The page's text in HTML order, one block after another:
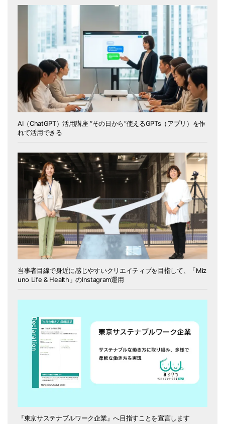
AI（ChatGPT）活用講座 “その日から”使えるGPTs（アプリ）を作
れて活用できる
当事者目線で身近に感じやすいクリエイティブを目指して、「Miz
uno Life & Health」のInstagram運用
『東京サステナブルワーク企業』へ目指すことを宣言します